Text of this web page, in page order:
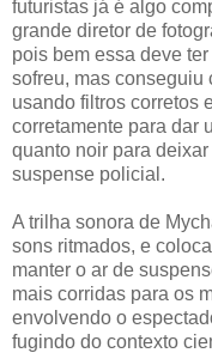
futuristas já é algo
grande diretor de
pois bem essa deve
sofreu, mas conseguiu
usando filtros corretos
corretamente para dar
quanto noir para
suspense policial.
A trilha sonora de
sons ritmados, e
manter o ar de
mais corridas para os
envolvendo o
fugindo do contexto